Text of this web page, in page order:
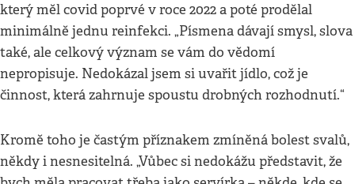
který měl covid poprvé v roce 2022 a poté prodělal
minimálně jednu reinfekci. „Písmena dávají smysl, slova
také, ale celkový význam se vám do vědomí
nepropisuje. Nedokázal jsem si uvařit jídlo, což je
činnost, která zahrnuje spoustu drobných rozhodnutí.“
Kromě toho je častým příznakem zmíněná bolest svalů,
někdy i nesnesitelná. „Vůbec si nedokážu představit, že